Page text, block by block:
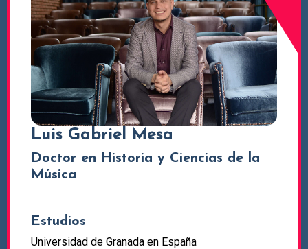
Luis Gabriel Mesa
Doctor en Historia y Ciencias de la
Música
Estudios
Universidad de Granada en España